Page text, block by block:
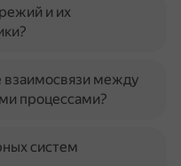
и их
взаимосвязи между
процессами?
систем